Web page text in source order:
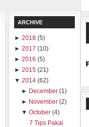
ARCHIVE
► 2018 (5)
► 2017 (10)
► 2016 (5)
► 2015 (21)
▼ 2014 (62)
► December (1)
► November (2)
▼October (4)
7 Tips Pakai